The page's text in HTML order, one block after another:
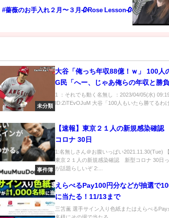
#薔薇のお手入れ２月〜３月🥀Rose Lesson🥀
未分類
大谷「俺っち年収88億！ｗ」 100人
G民「へー、じゃあ俺らの年収と勝
もらおっかな」ｿﾞﾛｿﾞﾛ
1 ：それでも動く名無し ：2023/04/05(水)
ID:ZiTEvOJuM 大谷「100人もいたら勝てるわけ
事件簿
【速報】東京２１人の新規感染確
コロナ 30日
1:名無しさん＠お腹いっぱい2021.11.30(Tue) 【
東京２１人の新規感染確認 新型コロナ 30日
が話題らしいぞ 2:...
えらべるPay100円分などが抽選で
に当たる！11/13まで
三笘薫 選手サイン入り色紙またはえらべるPay